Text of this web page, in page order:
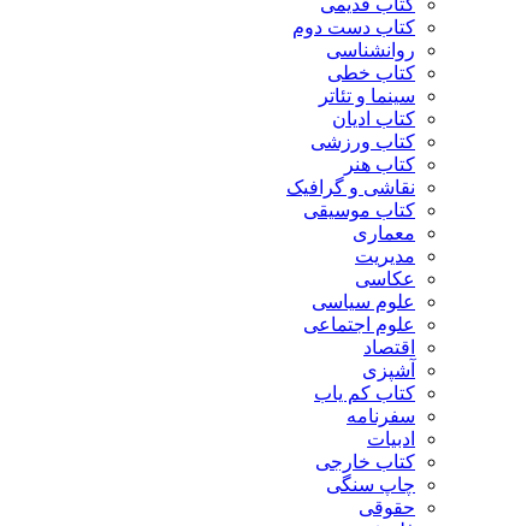
کتاب قدیمی
کتاب دست دوم
روانشناسی
کتاب خطی
سینما و تئاتر
کتاب ادیان
کتاب ورزشی
کتاب هنر
نقاشی و گرافیک
کتاب موسیقی
معماری
مدیریت
عکاسی
علوم سیاسی
علوم اجتماعی
اقتصاد
آشپزی
کتاب کم یاب
سفرنامه
ادبیات
کتاب خارجی
چاپ سنگی
حقوقی